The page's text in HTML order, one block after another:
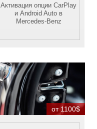
Активация опции CarPlay
и Android Auto в
Mercedes-Benz
от 1100$